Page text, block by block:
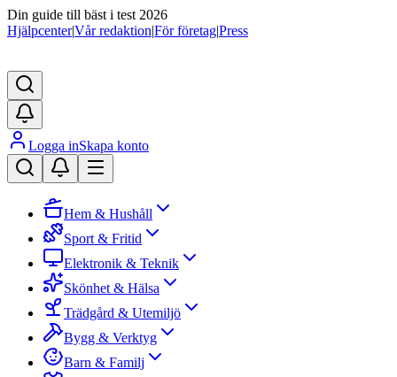
Din guide till bäst i test 2026
Hjälpcenter|Vår redaktion|För företag|Press
Logga inSkapa konto
Hem & Hushåll
Sport & Fritid
Elektronik & Teknik
Skönhet & Hälsa
Trädgård & Utemiljö
Bygg & Verktyg
Barn & Familj